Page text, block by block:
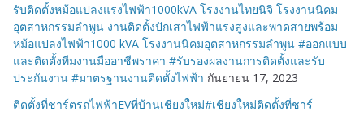
รับติดตั้งหม้อแปลงแรงไฟฟ้า1000kVA โรงงานไทยนิจิ โรงงานนิคม
อุตสาหกรรมลำพูน งานติดตั้งปักเสาไฟฟ้าแรงสูงและพาดสายพร้อม
หม้อแปลงไฟฟ้า1000 kVA โรงงานนิคมอุตสาหกรรมลำพูน #ออกแบบ
และติดตั้งทีมงานมืออาชีพราคา #รับรองผลงานการติดตั้งและรับ
ประกันงาน #มาตรฐานงานติดตั้งไฟฟ้า กันยายน 17, 2023
ติดตั้งที่ชาร์ตรถไฟฟ้าEVที่บ้านเชียงใหม่#เชียงใหม่ติดตั้งที่ชาร์